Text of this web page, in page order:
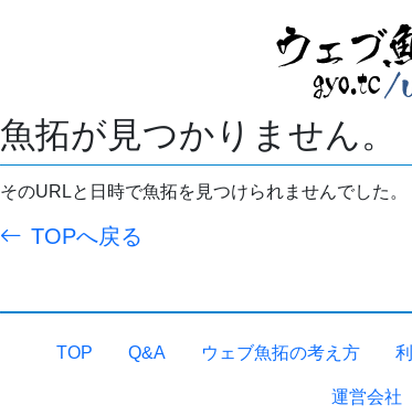
魚拓が見つかりません。
そのURLと日時で魚拓を見つけられませんでした。
TOPへ戻る
TOP Q&A ウェブ魚拓の考え方
運営会社